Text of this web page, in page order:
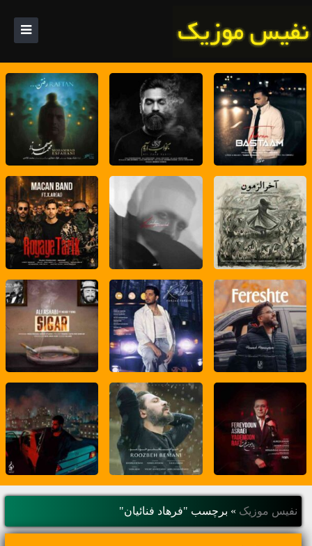
نفیس موزیک » برچسب "فرهاد فنائیان"